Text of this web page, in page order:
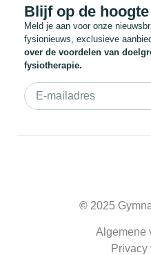
Blijf op de hoogte
Meld je aan voor onze
fysionieuws, exclusieve
over de voordelen van
fysiotherapie.
© 2025
Algemene
Privacy